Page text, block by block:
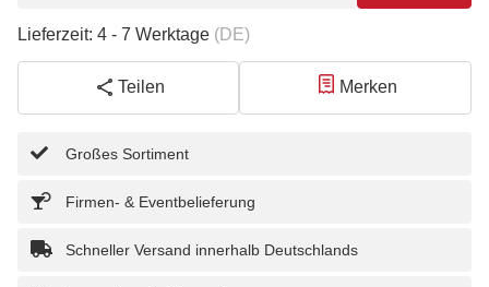
Lieferzeit: 4 - 7 Werktage (DE)
Teilen Merken
Großes Sortiment
Firmen- & Eventbelieferung
Schneller Versand innerhalb Deutschlands